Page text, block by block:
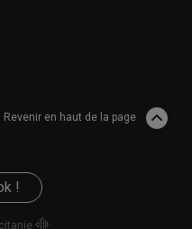
Revenir en haut de la page
!